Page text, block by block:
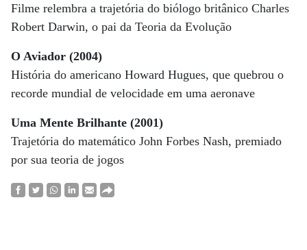
Filme relembra a trajetória do biólogo britânico Charles
Robert Darwin, o pai da Teoria da Evolução
O Aviador (2004)
História do americano Howard Hugues, que quebrou o
recorde mundial de velocidade em uma aeronave
Uma Mente Brilhante (2001)
Trajetória do matemático John Forbes Nash, premiado
por sua teoria de jogos